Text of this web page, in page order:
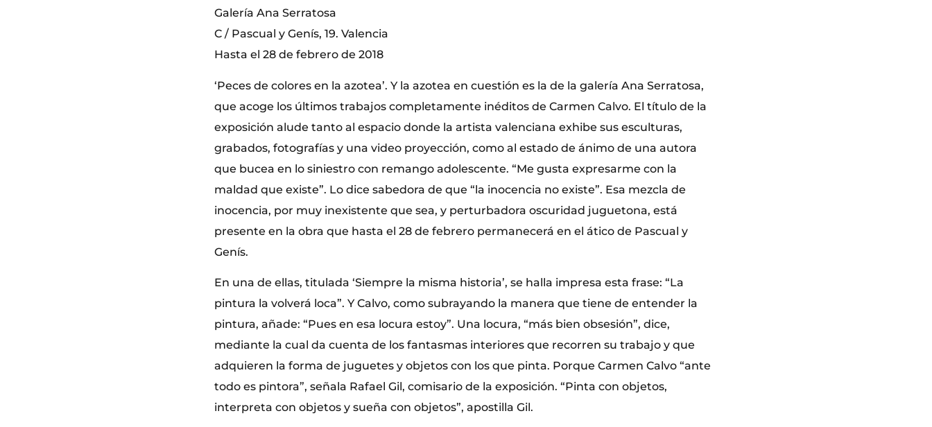
Galería Ana Serratosa
C / Pascual y Genís, 19. Valencia
Hasta el 28 de febrero de 2018
‘Peces de colores en la azotea’. Y la azotea en cuestión es la de la galería Ana Serratosa,
que acoge los últimos trabajos completamente inéditos de Carmen Calvo. El título de la
exposición alude tanto al espacio donde la artista valenciana exhibe sus esculturas,
grabados, fotografías y una video proyección, como al estado de ánimo de una autora
que bucea en lo siniestro con remango adolescente. “Me gusta expresarme con la
maldad que existe”. Lo dice sabedora de que “la inocencia no existe”. Esa mezcla de
inocencia, por muy inexistente que sea, y perturbadora oscuridad juguetona, está
presente en la obra que hasta el 28 de febrero permanecerá en el ático de Pascual y
Genís.
En una de ellas, titulada ‘Siempre la misma historia’, se halla impresa esta frase: “La
pintura la volverá loca”. Y Calvo, como subrayando la manera que tiene de entender la
pintura, añade: “Pues en esa locura estoy”. Una locura, “más bien obsesión”, dice,
mediante la cual da cuenta de los fantasmas interiores que recorren su trabajo y que
adquieren la forma de juguetes y objetos con los que pinta. Porque Carmen Calvo “ante
todo es pintora”, señala Rafael Gil, comisario de la exposición. “Pinta con objetos,
interpreta con objetos y sueña con objetos”, apostilla Gil.